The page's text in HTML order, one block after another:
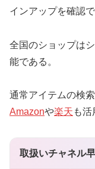
インアップを確認で
全国のショップは
能である。
通常アイテムの検
Amazonや楽天 も活
取扱いチャネル